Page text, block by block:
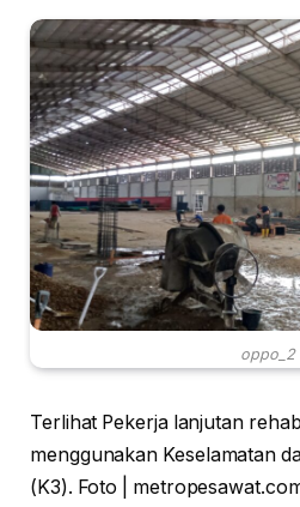
oppo_2
Terlihat Pekerja lanjutan
menggunakan Keselamatan
(K3). Foto |